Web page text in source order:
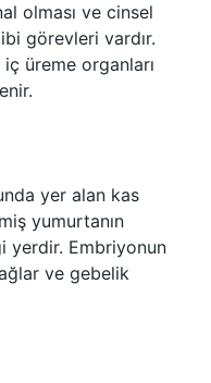
olması ve cinsel
görevleri vardır.
üreme organları
yer alan kas
yumurtanın
yerdir. Embriyonun
ve gebelik